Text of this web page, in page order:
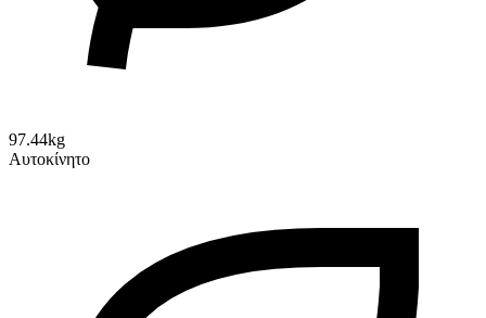
97.44kg
Αυτοκίνητο